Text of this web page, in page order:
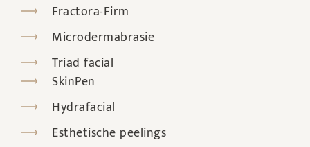
Fractora-Firm
Microdermabrasie
Triad facial
SkinPen
Hydrafacial
Esthetische peelings